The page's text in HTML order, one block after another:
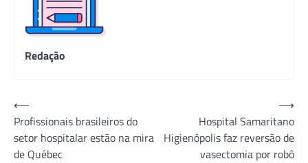
Redação
Navegação
de
Post
⟵
Profissionais brasileiros do
setor hospitalar estão na mira
de Québec
Hospital Samaritano
Higienópolis faz reversão de
vasectomia por robô
⟶